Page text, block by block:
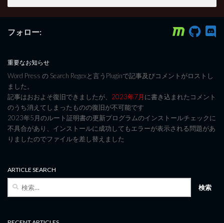
フォロー:
重要なお知らせ
Word Press の Search Regexと言うPluginで記事及びコメントがロストし
ました。
記事はおおよそ復旧できましたが、 2023年7月に書き込まれたコメント
のうち消えてしまったものの復旧が不可能です
2023年5月のルート証明書の更新プログラムのインストールチェックに
不具合があり、インストールに成功してもエラーが表示される問題があ
りましたのでファイルを差し替えました
ARTICLE SEARCH
検